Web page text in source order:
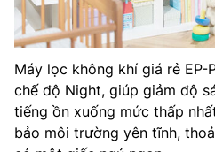
Máy lọc không khí giá rẻ EP-
chế độ Night, giúp giảm độ
tiếng ồn xuống mức thấp
bảo môi trường yên tĩnh,